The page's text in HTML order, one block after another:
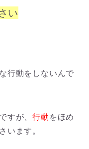
い
行動をしないんで
すが、行動 をほめ
います。